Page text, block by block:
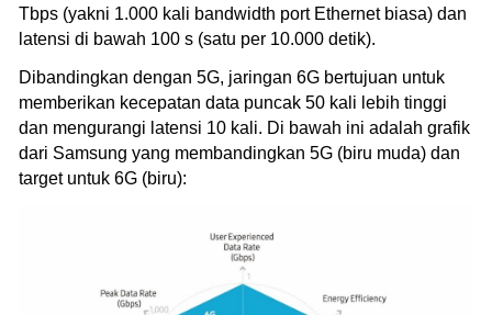
Tbps (yakni 1.000 kali bandwidth port Ethernet biasa) dan
latensi di bawah 100 s (satu per 10.000 detik).
Dibandingkan dengan 5G, jaringan 6G bertujuan untuk
memberikan kecepatan data puncak 50 kali lebih tinggi
dan mengurangi latensi 10 kali. Di bawah ini adalah grafik
dari Samsung yang membandingkan 5G (biru muda) dan
target untuk 6G (biru):